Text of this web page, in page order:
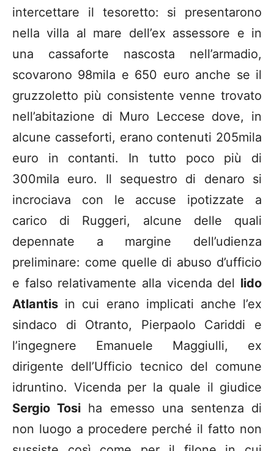
intercettare il tesoretto: si presentarono
nella villa al mare dell’ex assessore e in
una cassaforte nascosta nell’armadio,
scovarono 98mila e 650 euro anche se il
gruzzoletto più consistente venne trovato
nell’abitazione di Muro Leccese dove, in
alcune casseforti, erano contenuti 205mila
euro in contanti. In tutto poco più di
300mila euro. Il sequestro di denaro si
incrociava con le accuse ipotizzate a
carico di Ruggeri, alcune delle quali
depennate a margine dell’udienza
preliminare: come quelle di abuso d’ufficio
e falso relativamente alla vicenda del lido
Atlantis in cui erano implicati anche l’ex
sindaco di Otranto, Pierpaolo Cariddi e
l’ingegnere Emanuele Maggiulli, ex
dirigente dell’Ufficio tecnico del comune
idruntino. Vicenda per la quale il giudice
Sergio Tosi ha emesso una sentenza di
non luogo a procedere perché il fatto non